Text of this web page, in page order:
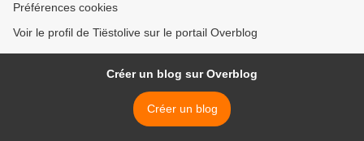
Préférences cookies
Voir le profil de Tiëstolive sur le portail Overblog
Créer un blog sur Overblog
Créer un blog